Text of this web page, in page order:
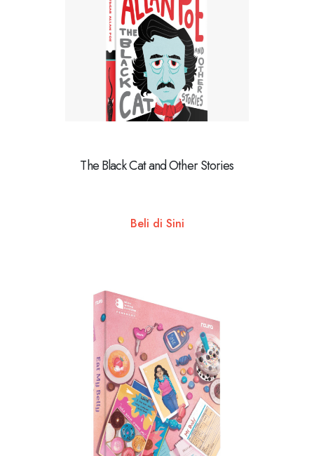
The Black Cat and Other Stories
Beli di Sini